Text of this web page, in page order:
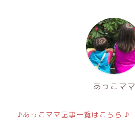
あっこママ
♪あっこママ記事一覧はこちら ♪